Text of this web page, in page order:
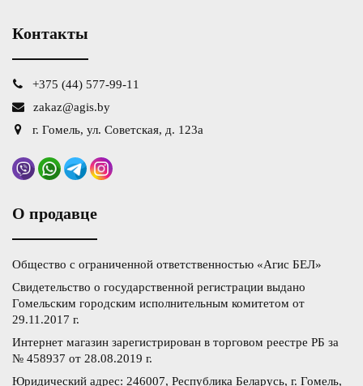
Контакты
+375 (44) 577-99-11
zakaz@agis.by
г. Гомель, ул. Советская, д. 123а
О продавце
Общество с ограниченной ответственностью «Агис БЕЛ»
Свидетельство о государственной регистрации выдано
Гомельским городским исполнительным комитетом от
29.11.2017 г.
Интернет магазин зарегистрирован в торговом реестре РБ за
№ 458937 от 28.08.2019 г.
Юридический адрес: 246007, Республика Беларусь, г. Гомель,